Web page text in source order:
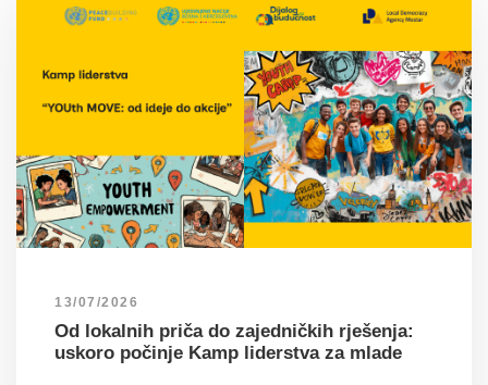
13/07/2026
Od lokalnih priča do zajedničkih rješenja:
uskoro počinje Kamp liderstva za mlade